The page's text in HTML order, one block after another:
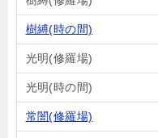
樹縛(時の間)
光明(修羅場)
光明(時の間)
常闇(修羅場)